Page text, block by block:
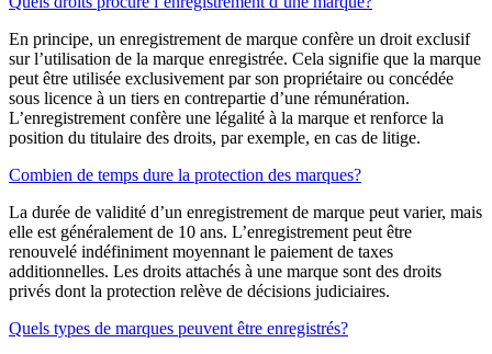
En principe, un enregistrement de marque confère un droit exclusif
sur l’utilisation de la marque enregistrée. Cela signifie que la marque
peut être utilisée exclusivement par son propriétaire ou concédée
sous licence à un tiers en contrepartie d’une rémunération.
L’enregistrement confère une légalité à la marque et renforce la
position du titulaire des droits, par exemple, en cas de litige.
Combien de temps dure la protection des marques?
La durée de validité d’un enregistrement de marque peut varier, mais
elle est généralement de 10 ans. L’enregistrement peut être
renouvelé indéfiniment moyennant le paiement de taxes
additionnelles. Les droits attachés à une marque sont des droits
privés dont la protection relève de décisions judiciaires.
Quels types de marques peuvent être enregistrés?